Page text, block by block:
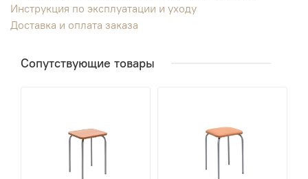
Инструкция по эксплуатации и уходу
Доставка и оплата заказа
Сопутствующие товары